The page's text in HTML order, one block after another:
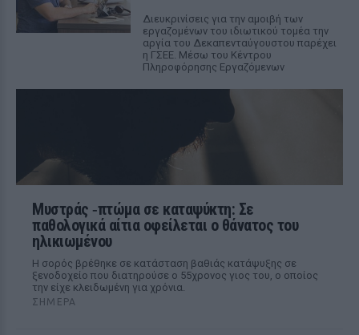
Διευκρινίσεις για την αμοιβή των
εργαζομένων του ιδιωτικού τομέα την
αργία του Δεκαπενταύγουστου παρέχει
η ΓΣΕΕ. Μέσω του Κέντρου
Πληροφόρησης Εργαζόμενων
Μυστράς ‑πτώμα σε καταψύκτη: Σε
παθολογικά αίτια οφείλεται ο θάνατος του
ηλικιωμένου
Η σορός βρέθηκε σε κατάσταση βαθιάς κατάψυξης σε
ξενοδοχείο που διατηρούσε ο 55χρονος γιος του, ο οποίος
την είχε κλειδωμένη για χρόνια.
ΣΉΜΕΡΑ